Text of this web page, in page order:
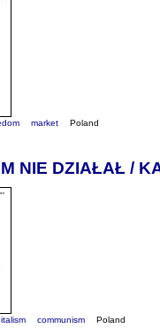
market Poland
NIE DZIAŁAŁ /
communism Poland